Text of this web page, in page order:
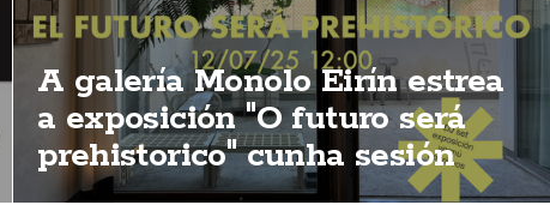
A galería Monolo Eirín estrea
a exposición "O futuro será
prehistorico" cunha sesión
vermú